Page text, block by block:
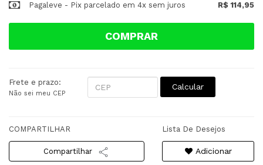
Pagaleve - Pix parcelado em 4x sem juros R$ 114,95
COMPRAR
Frete e prazo:
Não sei meu CEP
Calcular
COMPARTILHAR
Compartilhar
Lista De Desejos
Adicionar